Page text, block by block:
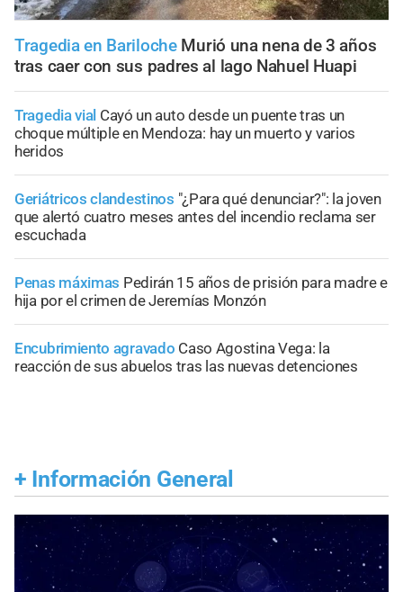
Tragedia en Bariloche Murió una nena de 3 años
tras caer con sus padres al lago Nahuel Huapi
Tragedia vial Cayó un auto desde un puente tras un
choque múltiple en Mendoza: hay un muerto y varios
heridos
Geriátricos clandestinos "¿Para qué denunciar?": la joven
que alertó cuatro meses antes del incendio reclama ser
escuchada
Penas máximas Pedirán 15 años de prisión para madre e
hija por el crimen de Jeremías Monzón
Encubrimiento agravado Caso Agostina Vega: la
reacción de sus abuelos tras las nuevas detenciones
+ Información General